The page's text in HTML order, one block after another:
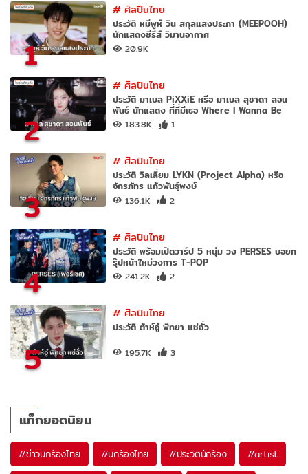
1
#ศิลปินไทย
ประวัติ หมีพูห์ วิน สกุลแสงประภา (MEEPOOH)
นักแสดงซีรีส์ วิมานอากาศ
20.9K
2
#ศิลปินไทย
ประวัติ มาเบล PiXXiE หรือ มาเบล สุชาดา สอน
พันธ์ นักแสดง ที่ที่มีเธอ Where I Wanna Be
183.8K 1
3
#ศิลปินไทย
ประวัติ วิลเลี่ยม LYKN (Project Alpha) หรือ
จักรภัทร แก้วพันธุ์พงษ์
136.1K 2
4
#ศิลปินไทย
ประวัติ พร้อมเปิดวาร์ป 5 หนุ่ม วง PERSES บอยก
รุ๊ปหน้าใหม่วงการ T-POP
241.2K 2
5
#ศิลปินไทย
ประวัติ ต้าห์อู๋ พิทยา แซ่ฉั่ว
195.7K 3
แท็กยอดนิยม
#ข่าวนักร้องไทย #นักร้องไทย #ประวัตินักร้อง #artist